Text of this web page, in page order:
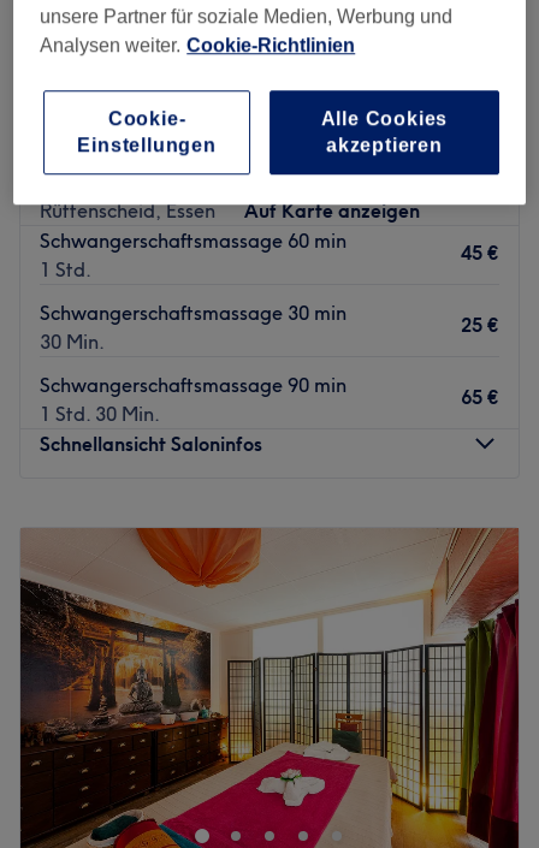
Thuy's Massage & Beauty Studio
4,8
648 Bewertungen
Rüttenscheid, Essen
Auf Karte anzeigen
Schwangerschaftsmassage 60 min
1 Std.
45 €
Schwangerschaftsmassage 30 min
30 Min.
25 €
Schwangerschaftsmassage 90 min
1 Std. 30 Min.
65 €
Schnellansicht Saloninfos
20:00
Mittwoch
20:00
Donnerstag
10:00–20:00
Freitag
20:00
Samstag
10:00– 20:00
Sonntag
Geschlossen
Bei Thuy's Massage & Beauty Studio in Essen-
Rüttenscheid, kannst du deinen Geist und Körper wieder
in Einklang bringen und bei einer erholsamen Massage
oder einer kleinen Beauty-Behandlung zur Ruhe finden.
unsere Partner für soziale Medien, Werbung und
Analysen weiter. Cookie-Richtlinien
Cookie-
Einstellungen
Alle Cookies
akzeptieren